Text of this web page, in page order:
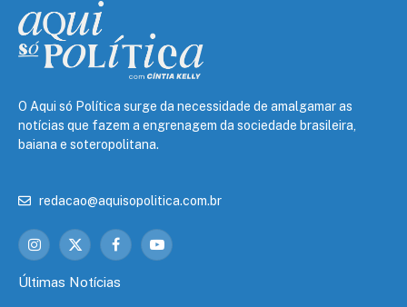
O Aqui só Política surge da necessidade de amalgamar as
notícias que fazem a engrenagem da sociedade brasileira,
baiana e soteropolitana.
redacao@aquisopolitica.com.br
Instagram
X
FacebookYouTube
Últimas Notícias